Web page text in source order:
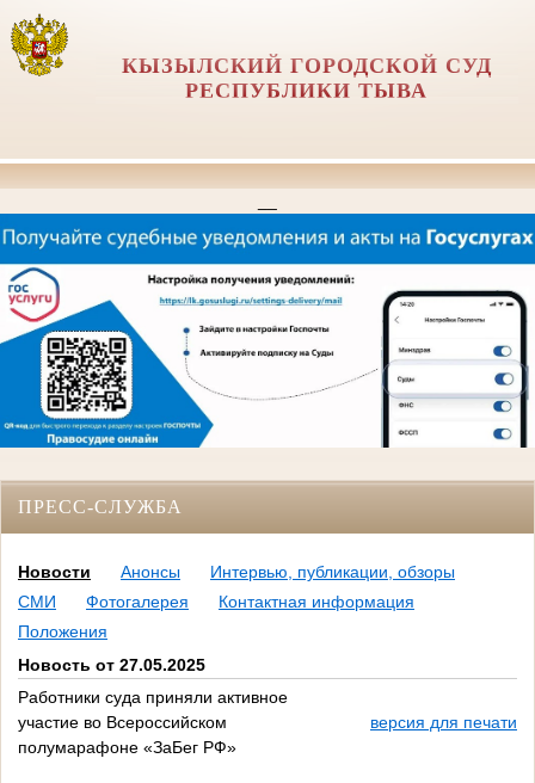
КЫЗЫЛСКИЙ ГОРОДСКОЙ СУД
РЕСПУБЛИКИ ТЫВА
ПРЕСС-СЛУЖБА
Новости Анонсы
Интервью, публикации, обзоры
СМИ
Фотогалерея
Контактная информация
Положения
Новость от 27.05.2025
Работники суда приняли активное
участие во Всероссийском
полумарафоне «ЗаБег РФ»
версия для печати